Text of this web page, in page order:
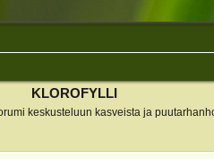
KLOROFYLLI
keskusteluun kasveista ja